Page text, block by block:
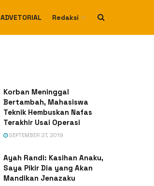
ADVETORIAL Redaksi
Korban Meninggal
Bertambah, Mahasiswa
Teknik Hembuskan Nafas
Terakhir Usai Operasi
SEPTEMBER 27, 2019
Ayah Randi: Kasihan Anaku,
Saya Pikir Dia yang Akan
Mandikan Jenazaku